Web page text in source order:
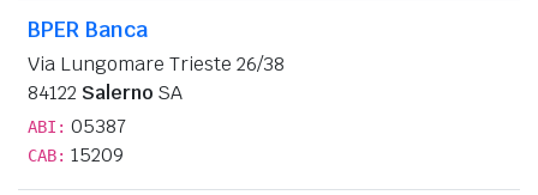
BPER Banca
Via Lungomare Trieste 26/38
84122 Salerno SA
ABI: 05387
CAB: 15209